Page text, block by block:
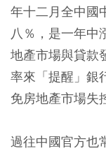
年十二月全中國
八％，是一年中
地產市場與貸款
率來「提醒」銀
免房地產市場失
過往中國官方也